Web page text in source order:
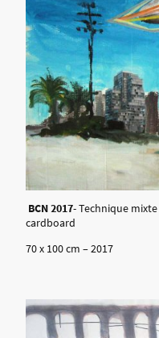
BCN2017- Technique
cardboard
70 x 100 cm – 2017